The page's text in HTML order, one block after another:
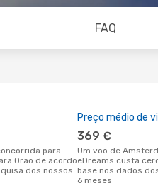
FAQ
Orão de acordo
dos nossos
Preço médio de
369 €
Um voo de Amsterdã para Orão na
eDreams custa
base nos dados
6 meses